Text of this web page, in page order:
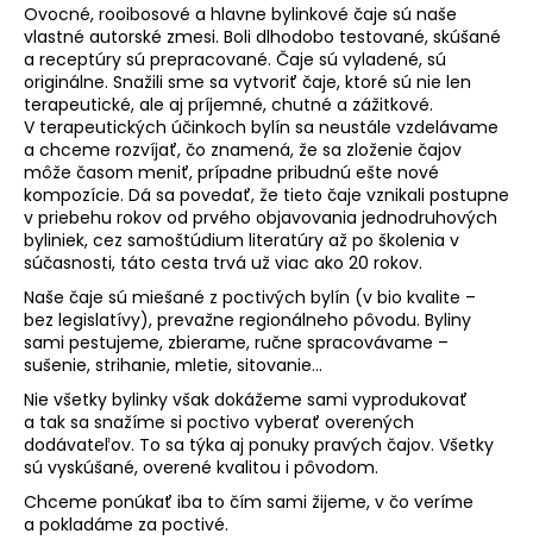
Ovocné, rooibosové a hlavne bylinkové čaje sú naše
vlastné autorské zmesi. Boli dlhodobo testované, skúšané
a receptúry sú prepracované. Čaje sú vyladené, sú
originálne. Snažili sme sa vytvoriť čaje, ktoré sú nie len
terapeutické, ale aj príjemné, chutné a zážitkové.
V terapeutických účinkoch bylín sa neustále vzdelávame
a chceme rozvíjať, čo znamená, že sa zloženie čajov
môže časom meniť, prípadne pribudnú ešte nové
kompozície. Dá sa povedať, že tieto čaje vznikali postupne
v priebehu rokov od prvého objavovania jednodruhových
byliniek, cez samoštúdium literatúry až po školenia v
súčasnosti, táto cesta trvá už viac ako 20 rokov.
Naše čaje sú miešané z poctivých bylín (v bio kvalite –
bez legislatívy), prevažne regionálneho pôvodu. Byliny
sami pestujeme, zbierame, ručne spracovávame –
sušenie, strihanie, mletie, sitovanie...
Nie všetky bylinky však dokážeme sami vyprodukovať
a tak sa snažíme si poctivo vyberať overených
dodávateľov. To sa týka aj ponuky pravých čajov. Všetky
sú vyskúšané, overené kvalitou i pôvodom.
Chceme ponúkať iba to čím sami žijeme, v čo veríme
a pokladáme za poctivé.